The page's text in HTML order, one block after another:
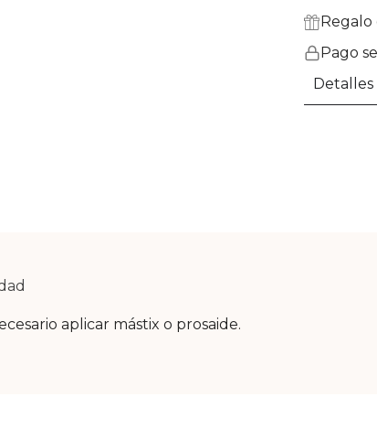
Regalo
Pago
Detalles
aplicar mástix o prosaide.